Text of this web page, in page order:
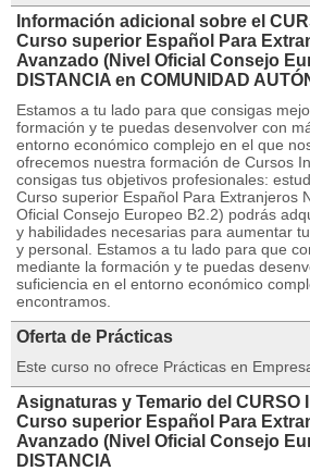
Información adicional sobre el
Curso superior Español Para
Avanzado (Nivel Oficial Consejo
DISTANCIA en COMUNIDAD
Estamos a tu lado para que consigas
formación y te puedas desenvolver con
entorno económico complejo en el que
ofrecemos nuestra formación de Cursos
consigas tus objetivos profesionales:
Curso superior Español Para Extranjeros
Oficial Consejo Europeo B2.2) podrás
y habilidades necesarias para aumentar
y personal. Estamos a tu lado para que
mediante la formación y te puedas
suficiencia en el entorno económico
encontramos.
Oferta de Prácticas
Este curso no ofrece Prácticas en
Asignaturas y Temario del CURSO
Curso superior Español Para
Avanzado (Nivel Oficial Consejo
DISTANCIA